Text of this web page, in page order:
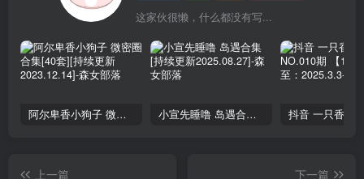
这家伙很懒，什么都没有写...
阿尔卑香小狗子 微密圈合集[40套][持续更新2023.12.14] 小宣先睡噜 岛遇合集[持续更新2025.08.27]
上一篇
下一篇